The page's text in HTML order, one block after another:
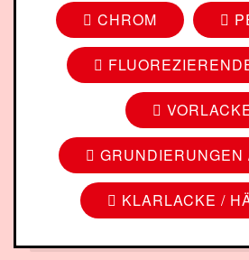
CHROM
GRUNDIERUNGEN
KLARLACKE /